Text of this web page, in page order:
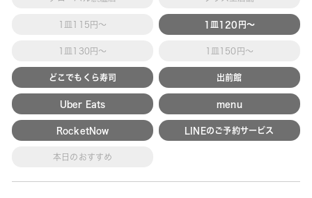
1皿115円～ 1皿120円～
1皿130円～ 1皿150円～
どこでもくら寿司 出前館
Uber Eats menu
RocketNow LINEのご予約サービス
本日のおすすめ